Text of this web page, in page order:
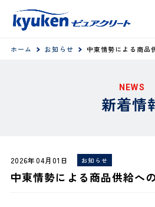
ホーム お知らせ 中東情勢による商品
NEWS
新着情
2026年04月01日 お知らせ
中東情勢による商品供給へ